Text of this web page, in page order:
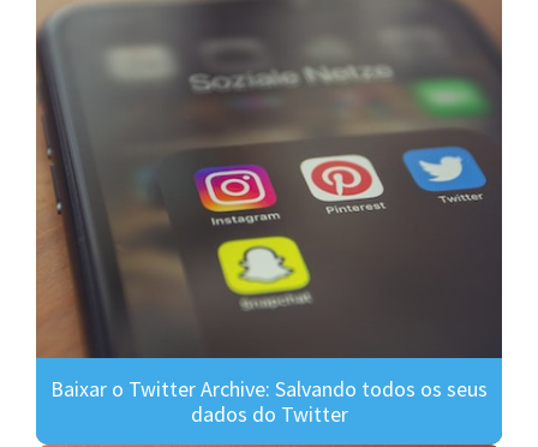
Baixar o Twitter Archive: Salvando todos os seus
dados do Twitter